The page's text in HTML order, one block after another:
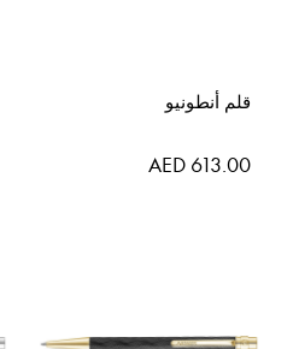
قلم أنطونيو
AED 613.00